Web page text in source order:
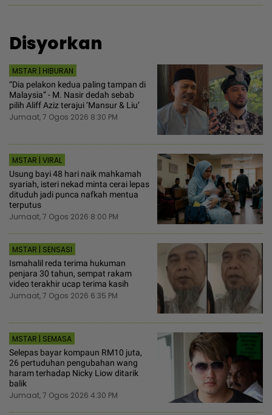
Disyorkan
MSTAR | HIBURAN
“Dia pelakon kedua paling tampan di
Malaysia” - M. Nasir dedah sebab
pilih Aliff Aziz terajui ‘Mansur & Liu’
Jumaat, 7 Ogos 2026 8:30 PM
MSTAR | VIRAL
Usung bayi 48 hari naik mahkamah
syariah, isteri nekad minta cerai lepas
dituduh jadi punca nafkah mentua
terputus
Jumaat, 7 Ogos 2026 8:00 PM
MSTAR | SENSASI
Ismahalil reda terima hukuman
penjara 30 tahun, sempat rakam
video terakhir ucap terima kasih
Jumaat, 7 Ogos 2026 6:35 PM
MSTAR | SEMASA
Selepas bayar kompaun RM10 juta,
26 pertuduhan pengubahan wang
haram terhadap Nicky Liow ditarik
balik
Jumaat, 7 Ogos 2026 4:30 PM